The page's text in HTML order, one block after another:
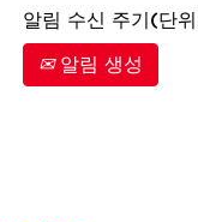
알림 수신 주기(단
알림 생성